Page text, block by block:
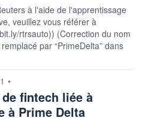
CLÔTURE VEILLE
0,2746
+ BAS
à l'aide de l'apprentissage
veuillez vous référer à
rtrsauto)) (Correction du nom
par “PrimeDelta” dans
•
fintech liée à
à Prime Delta